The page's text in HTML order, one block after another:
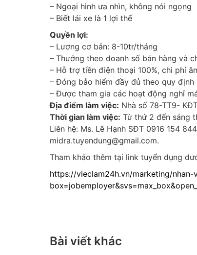
– Ngoại hình ưa nhìn, không nói ngọng
– Biết lái xe là 1 lợi thế
Quyền lợi:
– Lương cơ bản: 8-10tr/tháng
– Thưởng theo doanh số bán hàng và
– Hỗ trợ tiền điện thoại 100%, chi phí
– Đóng bảo hiểm đầy đủ theo quy định
– Được tham gia các hoạt động nghỉ
Địa điểm làm việc: Nhà số 78-TT9-
Thời gian làm việc: Từ thứ 2 đến sáng
Liên hệ: Ms. Lê Hạnh SĐT 0916 154
midra.tuyendung@gmail.com.
Tham khảo thêm tại link tuyển dụng
https://vieclam24h.vn/marketing/
Bài viết khác